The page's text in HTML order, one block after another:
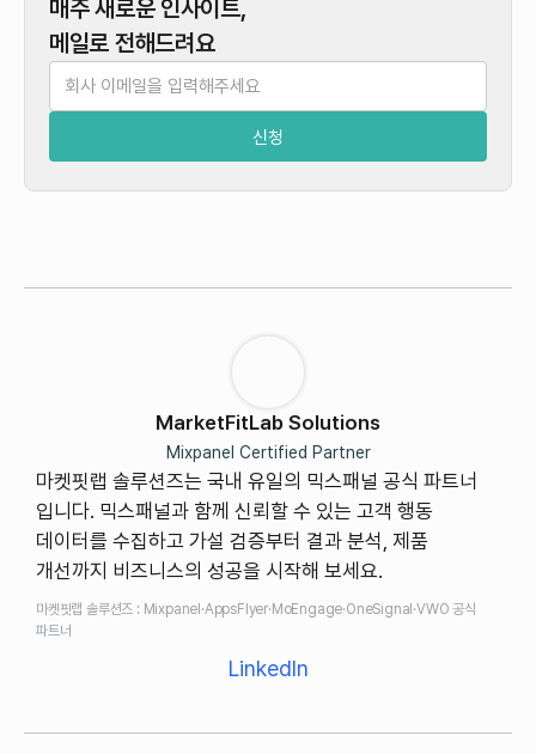
매주 새로운 인사이트,
메일로 전해드려요
MarketFitLab Solutions
Mixpanel Certified Partner
마켓핏랩 솔루션즈는 국내 유일의 믹스패널 공식 파트너
입니다. 믹스패널과 함께 신뢰할 수 있는 고객 행동
데이터를 수집하고 가설 검증부터 결과 분석, 제품
개선까지 비즈니스의 성공을 시작해 보세요.
마켓핏랩 솔루션즈 : Mixpanel·AppsFlyer·MoEngage·OneSignal·VWO 공식
파트너
LinkedIn